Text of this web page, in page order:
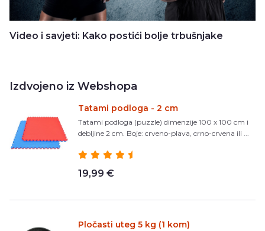
Video i savjeti: Kako postići bolje trbušnjake
Izdvojeno iz Webshopa
Tatami podloga - 2 cm
Tatami podloga (puzzle) dimenzije 100 x 100 cm i
debljine 2 cm. Boje: crveno-plava, crno-crvena ili ...
19,99 €
Pločasti uteg 5 kg (1 kom)